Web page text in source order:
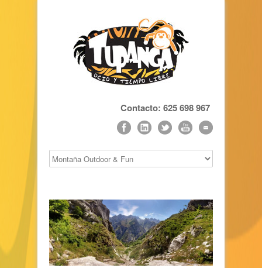
Contacto: 625 698 967